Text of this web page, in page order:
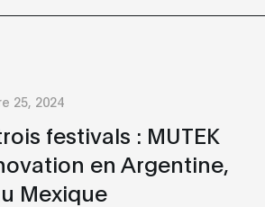
25, 2024
festivals : MUTEK
en Argentine,
Mexique